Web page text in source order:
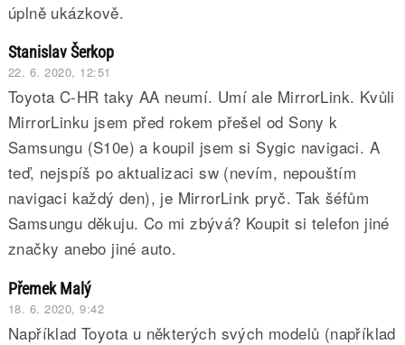
úplně ukázkově.
Stanislav Šerkop
22. 6. 2020, 12:51
Toyota C-HR taky AA neumí. Umí ale MirrorLink. Kvůli
MirrorLinku jsem před rokem přešel od Sony k
Samsungu (S10e) a koupil jsem si Sygic navigaci. A
teď, nejspíš po aktualizaci sw (nevím, nepouštím
navigaci každý den), je MirrorLink pryč. Tak šéfům
Samsungu děkuju. Co mi zbývá? Koupit si telefon jiné
značky anebo jiné auto.
Přemek Malý
18. 6. 2020, 9:42
Například Toyota u některých svých modelů (například